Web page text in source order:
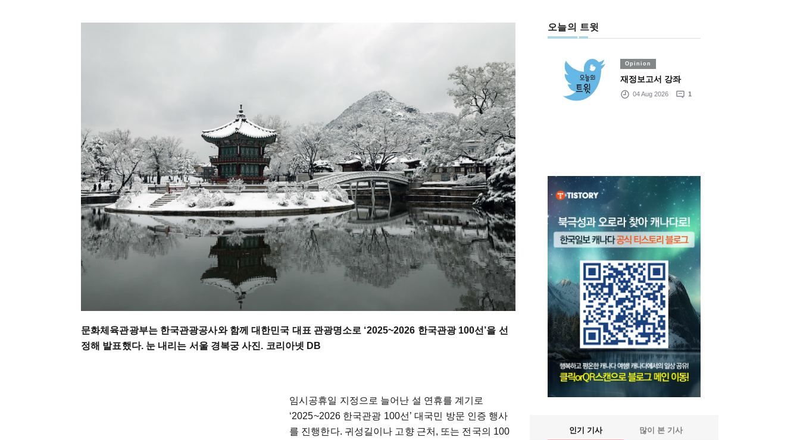
문화체육관광부는 한국관광공사와 함께 대한민국 대표 관광명소로 ‘2025~2026 한국관광 100선’을 선
정해 발표했다. 눈 내리는 서울 경복궁 사진. 코리아넷 DB
임시공휴일 지정으로 늘어난 설 연휴를 계기로
‘2025~2026 한국관광 100선’ 대국민 방문 인증 행사
를 진행한다. 귀성길이나 고향 근처, 또는 전국의 100
오늘의 트윗
Opinion
재정보고서 강좌
04 Aug 2026 1
인기 기사 많이 본 기사